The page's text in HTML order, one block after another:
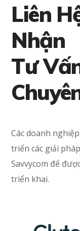
Liên
Nhận
Tư
Các doanh
triển các giải
Savvycom để
triển khai.